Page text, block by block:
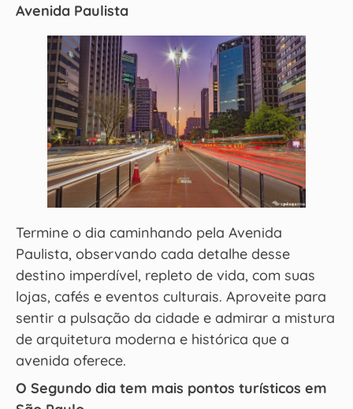
Avenida Paulista
Termine o dia caminhando pela Avenida
Paulista, observando cada detalhe desse
destino imperdível, repleto de vida, com suas
lojas, cafés e eventos culturais. Aproveite para
sentir a pulsação da cidade e admirar a mistura
de arquitetura moderna e histórica que a
avenida oferece.
O Segundo dia tem mais pontos turísticos em